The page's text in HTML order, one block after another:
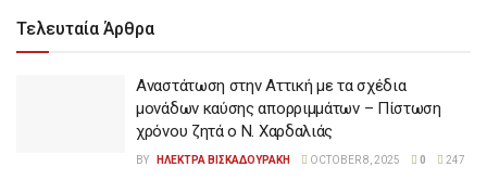
Τελευταία Άρθρα
Αναστάτωση στην Αττική με τα σχέδια
μονάδων καύσης απορριμμάτων – Πίστωση
χρόνου ζητά ο Ν. Χαρδαλιάς
BY ΗΛΕΚΤΡΑ ΒΙΣΚΑΔΟΥΡΑΚΗ OCTOBER 8, 2025 0 247